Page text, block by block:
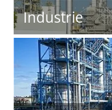
Industrie